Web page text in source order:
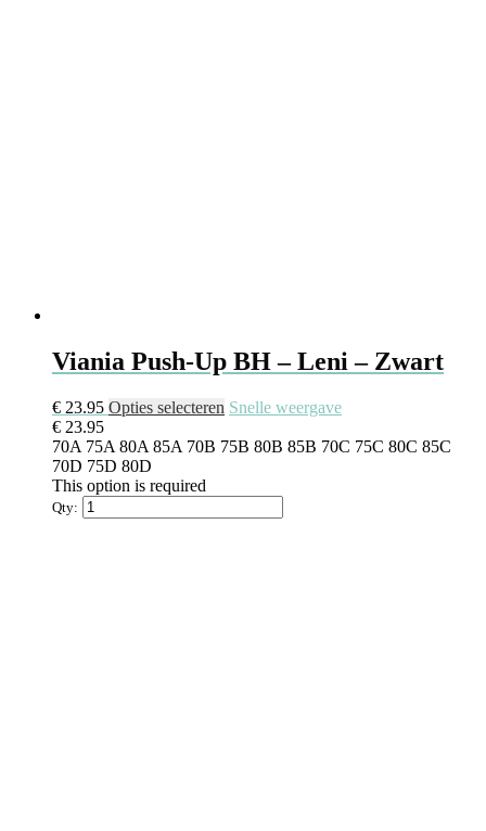
Viania Push-Up BH – Leni – Zwart
€ 23.95 Opties selecteren Dit
heeft
optie
Snelle weergave
€ 23.95
70A 75A 80A 85A 70B 75B 80B 85B 70C 75C 80C 85C
70D 75D 80D
This option is required
Qty: